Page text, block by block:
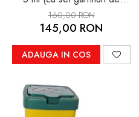
schimb) + Set 12 ace inox
premium (autoclavabile)
160,00 RON
145,00 RON
ADAUGA IN COS